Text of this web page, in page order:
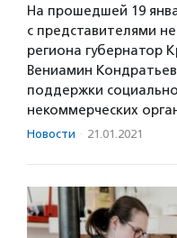
На прошедшей 19
с представителями
региона губернатор
Вениамин
поддержки
некоммерческих
Новости · 21.01.2021